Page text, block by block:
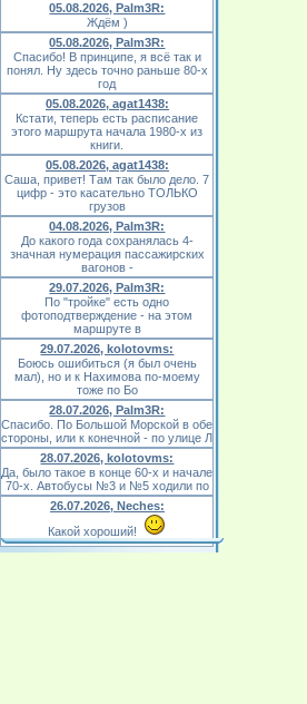
05.08.2026, Palm3R:
Ждём )
05.08.2026, Palm3R:
Спасибо! В принципе, я всё так и
понял. Ну здесь точно раньше 80-х
год
05.08.2026, agat1438:
Кстати, теперь есть расписание
этого маршрута начала 1980-х из
книги.
05.08.2026, agat1438:
Саша, привет! Там так было дело. 7
цифр - это касательно ТОЛЬКО
грузов
04.08.2026, Palm3R:
До какого года сохранялась 4-
значная нумерация пассажирских
вагонов -
29.07.2026, Palm3R:
По "тройке" есть одно
фотоподтверждение - на этом
маршруте в
29.07.2026, kolotovms:
Боюсь ошибиться (я был очень
мал), но и к Нахимова по-моему
тоже по Бо
28.07.2026, Palm3R:
Спасибо. По Большой Морской в обе
стороны, или к конечной - по улице Л
28.07.2026, kolotovms:
Да, было такое в конце 60-х и начале
70-х. Автобусы №3 и №5 ходили по
26.07.2026, Neches:
Какой хороший!